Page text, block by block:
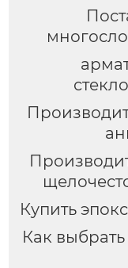
Купить
Как